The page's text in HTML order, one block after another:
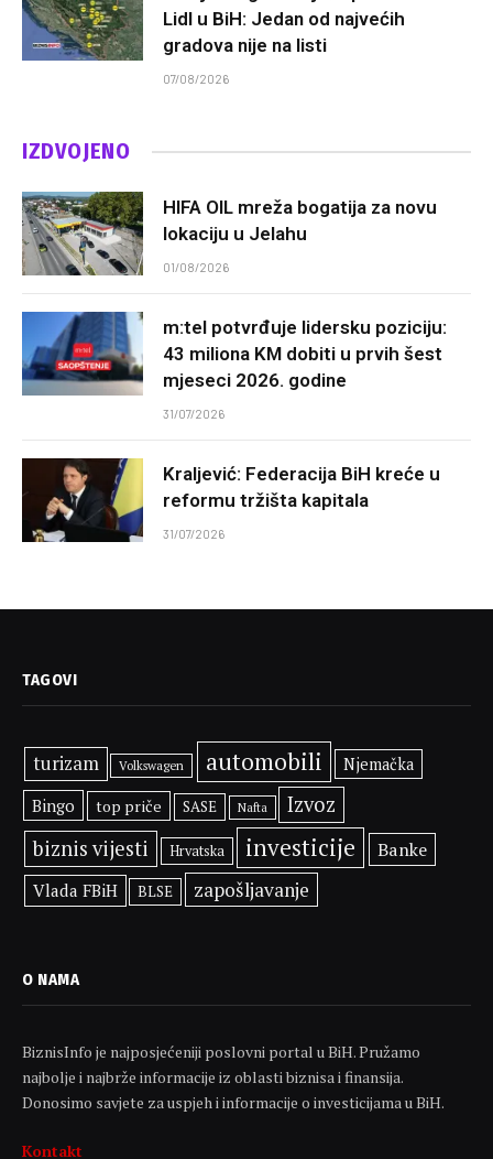
Lidl u BiH: Jedan od najvećih
gradova nije na listi
07/08/2026
IZDVOJENO
HIFA OIL mreža bogatija za novu
lokaciju u Jelahu
01/08/2026
m:tel potvrđuje lidersku poziciju:
43 miliona KM dobiti u prvih šest
mjeseci 2026. godine
31/07/2026
Kraljević: Federacija BiH kreće u
reformu tržišta kapitala
31/07/2026
TAGOVI
turizam Volkswagen automobili Njemačka
Bingo top priče SASE Nafta
Izvoz
biznis vijesti
Hrvatska investicije Banke
Vlada FBiH BLSE zapošljavanje
O NAMA
BiznisInfo je najposjećeniji poslovni portal u BiH. Pružamo
najbolje i najbrže informacije iz oblasti biznisa i finansija.
Donosimo savjete za uspjeh i informacije o investicijama u BiH.
Kontakt